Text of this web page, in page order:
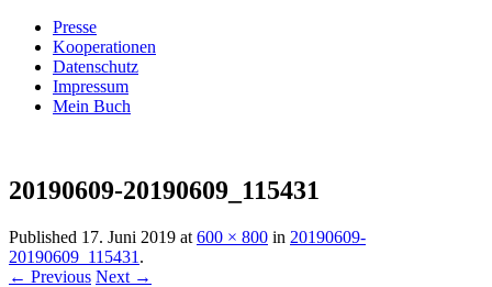
Presse
Kooperationen
Datenschutz
Impressum
Mein Buch
Villa König
20190609-20190609_115431
Published 17. Juni 2019 at 600 × 800 in 20190609-
20190609_115431 .
← Previous Next →